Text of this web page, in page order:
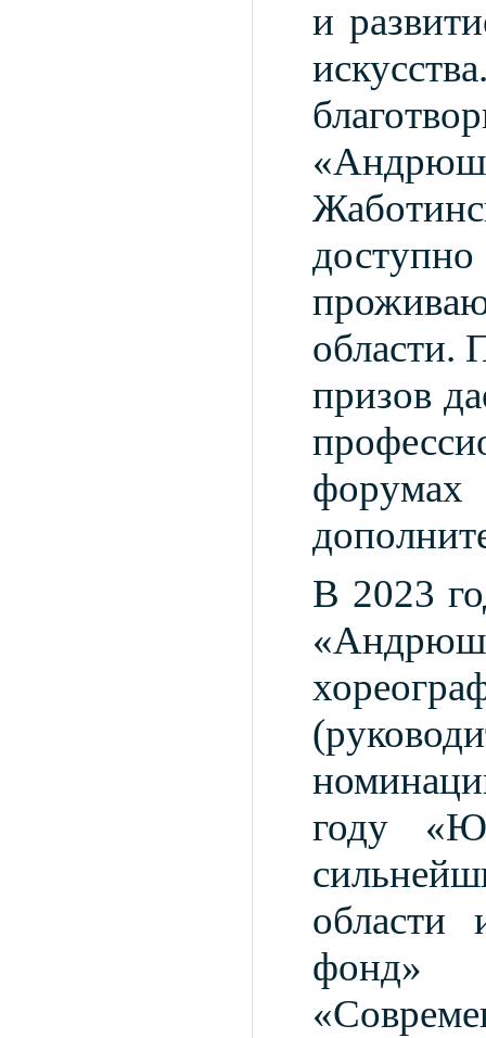
и
области.
призов
В 2023
году
фонд»